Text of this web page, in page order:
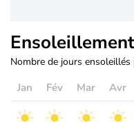
Ensoleillement
Nombre de jours ensoleillés
Jan Fév Mar Avr